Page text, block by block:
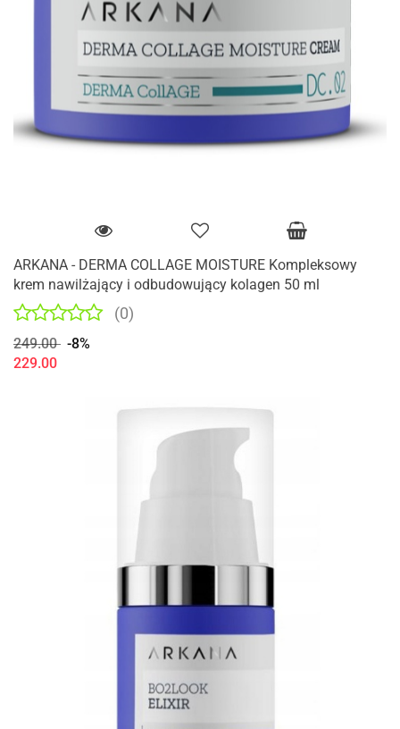
ARKANA - DERMA COLLAGE MOISTURE Kompleksowy
krem nawilżający i odbudowujący kolagen 50 ml
(0)
249.00 -8%
229.00